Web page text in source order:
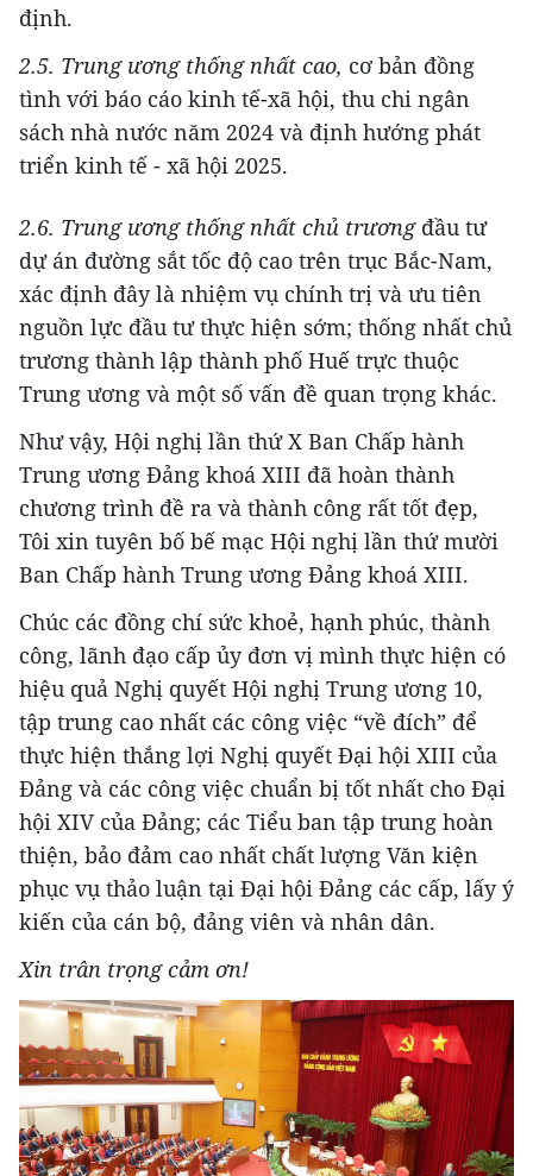
định.
2.5. Trung ương thống nhất cao, cơ bản đồng
tình với báo cáo kinh tế-xã hội, thu chi ngân
sách nhà nước năm 2024 và định hướng phát
triển kinh tế - xã hội 2025.
2.6. Trung ương thống nhất chủ trươngđầu tư
dự án đường sắt tốc độ cao trên trục Bắc-Nam,
xác định đây là nhiệm vụ chính trị và ưu tiên
nguồn lực đầu tư thực hiện sớm; thống nhất chủ
trương thành lập thành phố Huế trực thuộc
Trung ương và một số vấn đề quan trọng khác.
Như vậy, Hội nghị lần thứ X Ban Chấp hành
Trung ương Đảng khoá XIII đã hoàn thành
chương trình đề ra và thành công rất tốt đẹp,
Tôi xin tuyên bố bế mạc Hội nghị lần thứ mười
Ban Chấp hành Trung ương Đảng khoá XIII.
Chúc các đồng chí sức khoẻ, hạnh phúc, thành
công, lãnh đạo cấp ủy đơn vị mình thực hiện có
hiệu quả Nghị quyết Hội nghị Trung ương 10,
tập trung cao nhất các công việc “về đích” để
thực hiện thắng lợi Nghị quyết Đại hội XIII của
Đảng và các công việc chuẩn bị tốt nhất cho Đại
hội XIV của Đảng; các Tiểu ban tập trung hoàn
thiện, bảo đảm cao nhất chất lượng Văn kiện
phục vụ thảo luận tại Đại hội Đảng các cấp, lấy ý
kiến của cán bộ, đảng viên và nhân dân.
Xin trân trọng cảm ơn!